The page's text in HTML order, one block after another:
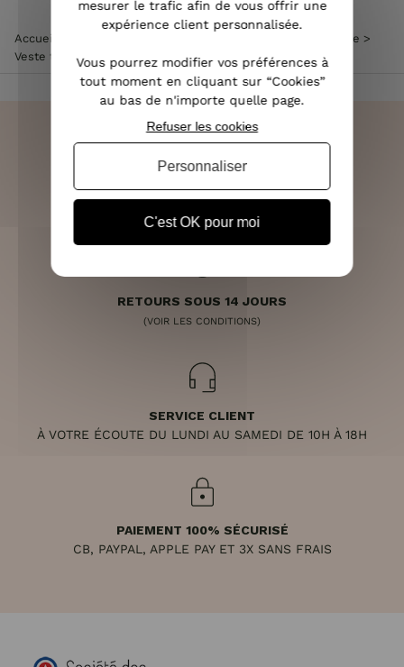
Accueil Blazer femme >
Veste tailleur noire imprimé léopard effet satiné
LIVRAISON RAPIDE
RETOURS SOUS 14 JOURS
(VOIR LES CONDITIONS)
SERVICE CLIENT
À VOTRE ÉCOUTE DU LUNDI AU SAMEDI DE 10H À 18H
PAIEMENT 100% SÉCURISÉ
CB, PAYPAL, APPLE PAY ET 3X SANS FRAIS
mesurer le trafic afin de vous offrir une
expérience client personnalisée.
Vous pourrez modifier vos préférences à
tout moment en cliquant sur “Cookies”
au bas de n'importe quelle page.
C'est OK pour moi
Refuser les cookies
Personnaliser